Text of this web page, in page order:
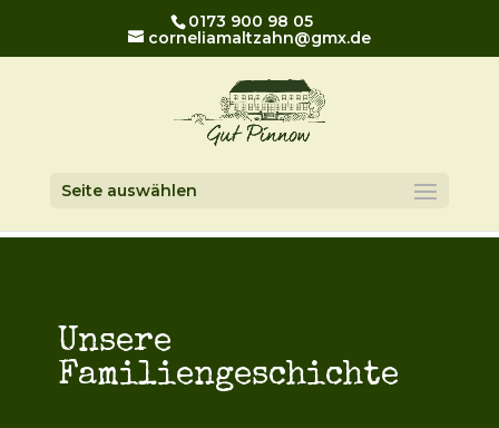
0173 900 98 05
corneliamaltzahn@gmx.de
Seite auswählen
Unsere
Familiengeschichte